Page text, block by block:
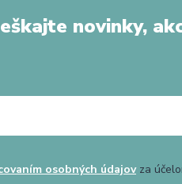
novinky,
osobných údajovza